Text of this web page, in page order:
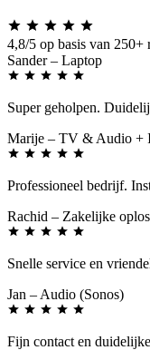
4,8/5 op basis van 250+
Sander – Laptop
Super geholpen.
Marije – TV & Audio +
Professioneel bedrijf.
Rachid – Zakelijke
Snelle service en
Jan – Audio (Sonos)
Fijn contact en